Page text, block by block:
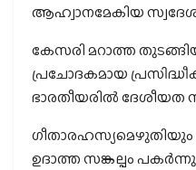
ആഹ്വാനമേകിയ
കേസരി മറാത്ത
പ്രചോദകമായ
ഭാരതീയരിൽ ദേശീയത
ഉദാത്ത സങ്കല്പം